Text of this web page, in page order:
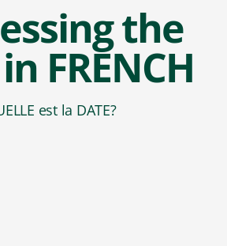
the
FRENCH
est la DATE?